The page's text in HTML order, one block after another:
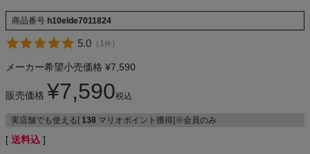
CHUMS
HOKA
もっと見る
商品番号 h10elde7011824
5.0 （ 1件 ）
メーカー希望小売価格 ¥7,590
販売価格 ¥7,590税込
実店舗でも使える[ 138 マリオポイント獲得]※会員のみ
送料込